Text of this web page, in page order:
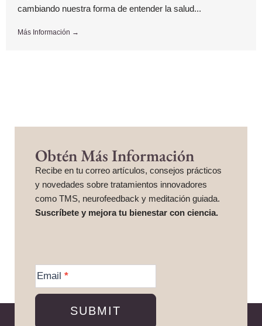
cambiando nuestra forma de entender la salud...
Más Información →
Obtén Más Información
Recibe en tu correo artículos, consejos prácticos
y novedades sobre tratamientos innovadores
como TMS, neurofeedback y meditación guiada.
Suscríbete y mejora tu bienestar con ciencia.
Information
Email *
SUBMIT